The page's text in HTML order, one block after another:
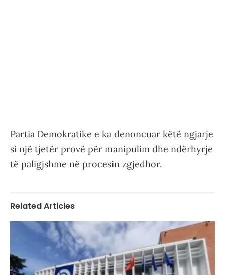
Partia Demokratike e ka denoncuar këtë ngjarje
si një tjetër provë për manipulim dhe ndërhyrje
të paligjshme në procesin zgjedhor.
Related Articles